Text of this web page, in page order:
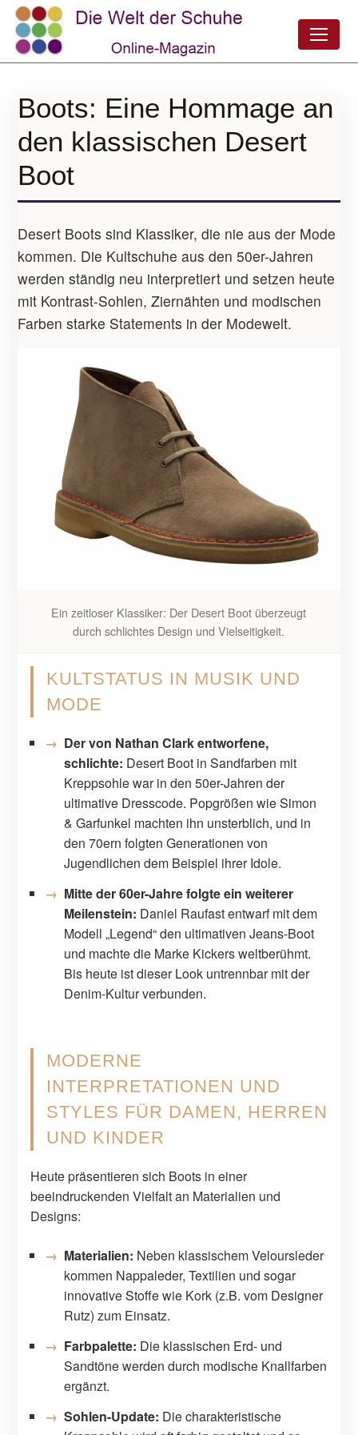
Boots: Eine Hommage an
den klassischen Desert
Boot
Desert Boots sind Klassiker, die nie aus der Mode
kommen. Die Kultschuhe aus den 50er-Jahren
werden ständig neu interpretiert und setzen heute
mit Kontrast-Sohlen, Ziernähten und modischen
Farben starke Statements in der Modewelt.
Ein zeitloser Klassiker: Der Desert Boot überzeugt
durch schlichtes Design und Vielseitigkeit.
KULTSTATUS IN MUSIK UND
MODE
Der von Nathan Clark entworfene,
schlichte: Desert Boot in Sandfarben mit
Kreppsohle war in den 50er-Jahren der
ultimative Dresscode. Popgrößen wie Simon
& Garfunkel machten ihn unsterblich, und in
den 70ern folgten Generationen von
Jugendlichen dem Beispiel ihrer Idole.
Mitte der 60er-Jahre folgte ein weiterer
Meilenstein: Daniel Raufast entwarf mit dem
Modell „Legend“ den ultimativen Jeans-Boot
und machte die Marke Kickers weltberühmt.
Bis heute ist dieser Look untrennbar mit der
Denim-Kultur verbunden.
MODERNE
INTERPRETATIONEN UND
STYLES FÜR DAMEN, HERREN
UND KINDER
Heute präsentieren sich Boots in einer
beeindruckenden Vielfalt an Materialien und
Designs:
Materialien: Neben klassischem Veloursleder
kommen Nappaleder, Textilien und sogar
innovative Stoffe wie Kork (z.B. vom Designer
Rutz) zum Einsatz.
Farbpalette: Die klassischen Erd- und
Sandtöne werden durch modische Knallfarben
ergänzt.
Sohlen-Update: Die charakteristische